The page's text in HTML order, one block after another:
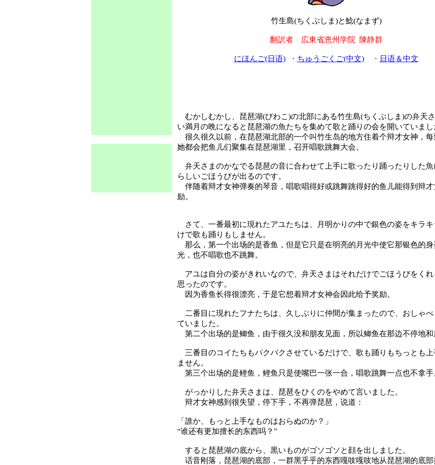
竹生島(ちくぶしま)と鯰(なまず)
翻訳者 広東省恵州学院 陳静群
にほんご(日语)・ ちゅうごくご(中文)・ 日语＆中文
むかしむかし、琵琶湖(びわこ)の北部にある竹生島(ちくぶしま)の弁天
い満月の晩になると琵琶湖の魚たちを集めて歌と踊りの会を開いていまし
很久很久以前，在琵琶湖北部的一个叫竹生岛的地方住着个辩才女神，每
她都会把鱼儿们聚集在琵琶湖里，召开唱歌跳舞大会。
弁天さまのかなでる琵琶の音に合わせて上手に歌ったり踊ったりした魚
らしいごほうびが出るのです。
伴随着辩才女神弹奏的琴音，唱歌唱得好或跳舞跳得好的鱼儿能得到辩才
励。
さて、一番最初に現れたアユたちは、月明かりの中で銀色の姿をキラキ
けで歌も踊りもしません。
那么，第一个出场的是香鱼，但是它只是在明亮的月光中使它那银色的身
光，也不唱歌也不跳舞。
アユは自分の姿がきれいなので、弁天さまはそれだけでごほうびをくれ
思ったのです。
因为香鱼长得很漂亮，于是它想着辩才女神会因此给予奖励。
二番目に現れたフナたちは、久しぶりに仲間が集まったので、おしゃべ
ていました。
第二个出场的是鲫鱼，由于很久没和朋友见面，所以鲫鱼在那边不停地和
三番目のコイたちもパクパクさせているだけで、歌も踊りもちっとも上
ません。
第三个出场的是鲤鱼，鲤鱼只是使嘴巴一张一合，唱歌跳舞一点也不拿手
がっかりした弁天さまは、琵琶をひくのをやめて言いました。
辩才女神感到很失望，停下手，不再弹琵琶，说道：
「誰か、もっと上手なものはおらぬのか？」
“谁还有更加擅长的东西吗？”
すると琵琶湖の底から、黒いものがゴソゴソと顔を出しました。
话音刚落，琵琶湖的底部，一群黑乎乎的东西嘎吱嘎吱地从琵琶湖的底部